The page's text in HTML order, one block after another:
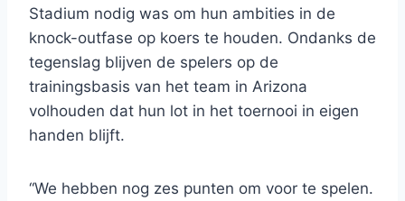
Stadium nodig was om hun ambities in de
knock-outfase op koers te houden. Ondanks de
tegenslag blijven de spelers op de
trainingsbasis van het team in Arizona
volhouden dat hun lot in het toernooi in eigen
handen blijft.
“We hebben nog zes punten om voor te spelen.